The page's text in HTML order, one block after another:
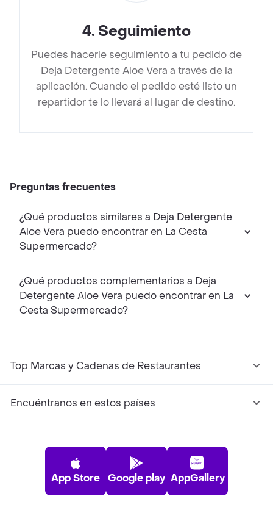
4. Seguimiento
Puedes hacerle seguimiento a tu pedido de
Deja Detergente Aloe Vera a través de la
aplicación. Cuando el pedido esté listo un
repartidor te lo llevará al lugar de destino.
Preguntas frecuentes
¿Qué productos similares a Deja Detergente
Aloe Vera puedo encontrar en La Cesta
Supermercado?
¿Qué productos complementarios a Deja
Detergente Aloe Vera puedo encontrar en La
Cesta Supermercado?
Top Marcas y Cadenas de Restaurantes
Encuéntranos en estos países
App Store Google play AppGallery